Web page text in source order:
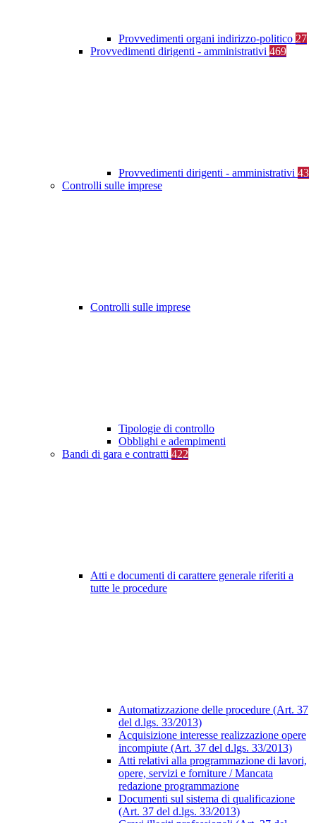
Provvedimenti organi indirizzo-politico 27
Provvedimenti dirigenti - amministrativi 469
Provvedimenti dirigenti - amministrativi 43
Controlli sulle imprese
Controlli sulle imprese
Tipologie di controllo
Obblighi e adempimenti
Bandi di gara e contratti 422
Atti e documenti di carattere generale riferiti a
tutte le procedure
Automatizzazione delle procedure (Art. 37
del d.lgs. 33/2013)
Acquisizione interesse realizzazione opere
incompiute (Art. 37 del d.lgs. 33/2013)
Atti relativi alla programmazione di lavori,
opere, servizi e forniture / Mancata
redazione programmazione
Documenti sul sistema di qualificazione
(Art. 37 del d.lgs. 33/2013)